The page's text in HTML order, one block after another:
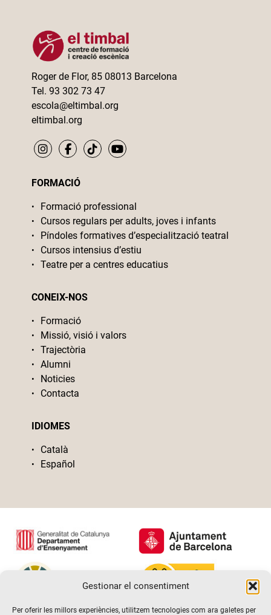
Gestionar el consentiment
Per oferir les millors experiències, utilitzem tecnologies com ara galetes per
Roger de Flor, 85 08013 Barcelona
Tel. 93 302 73 47
escola@eltimbal.org
eltimbal.org
FORMACIÓ
Formació professional
Cursos regulars per adults, joves i infants
Píndoles formatives d’especialització teatral
Cursos intensius d’estiu
Teatre per a centres educatius
CONEIX-NOS
Formació
Missió, visió i valors
Trajectòria
Alumni
Noticies
Contacta
IDIOMES
Català
Español